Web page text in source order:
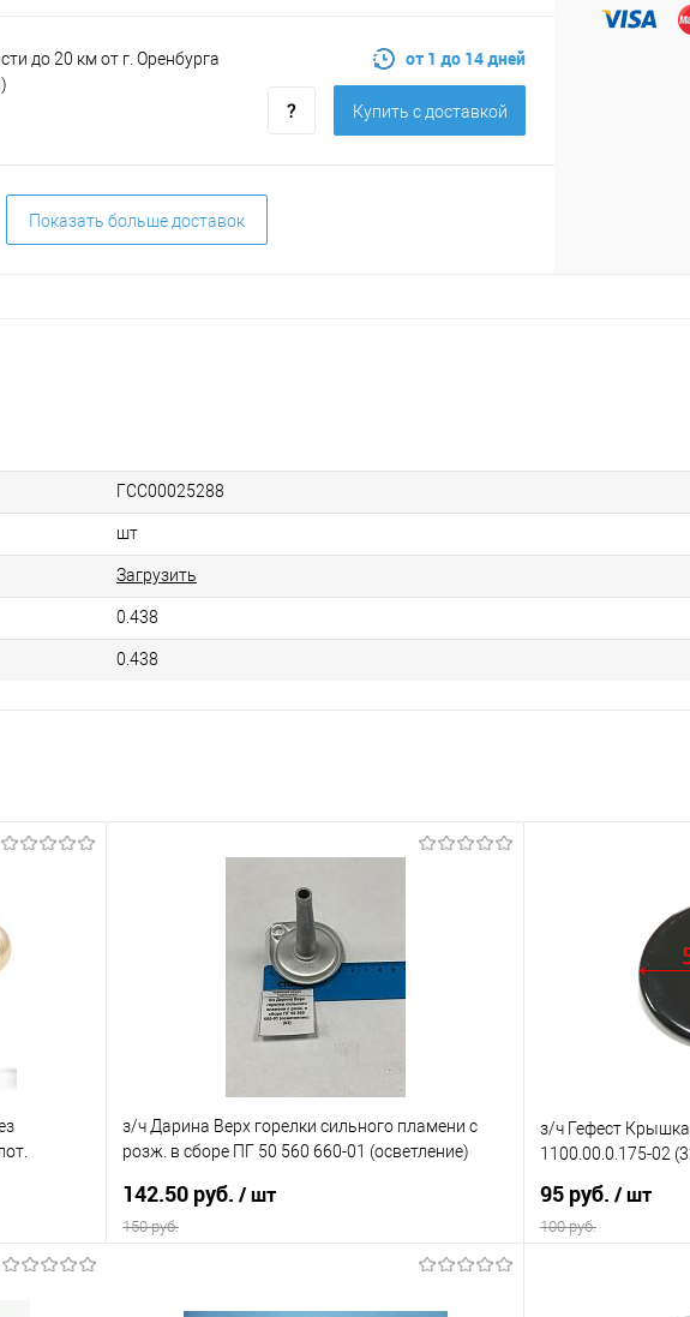
до 20 км от г. Оренбурга
от 1 до 14 дней
Купить c доставкой
Показать больше доставок
ГСС00025288
шт
Загрузить
0.438
0.438
з/ч Дарина Верх горелки сильного пламени с
розж. в сборе ПГ 50 560 660-01 (осветление)
142.50 руб. / шт
150 руб.
з/ч Гефест
1100.00.0.175-02
95 руб. / шт
100 руб.